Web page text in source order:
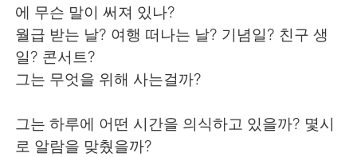
에 무슨 말이 써져 있나?
월급 받는 날? 여행 떠나는 날? 기념일? 친구 생
일? 콘서트?
그는 무엇을 위해 사는걸까?
그는 하루에 어떤 시간을 의식하고 있을까? 몇시
로 알람을 맞췄을까?